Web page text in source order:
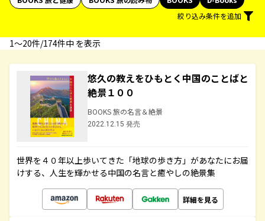
絞り込み条件を追加
1〜20件/174件中 を表示
悠久の教えをひもとく中国のことばと
絶景１００
BOOKS 旅の名言＆絶景
2022.12.15 発売
世界を４０年以上歩いてきた「地球の歩き方」があなたにお届
けする、人生を輝かせる中国の名言と癒やしの絶景集
詳細を見る